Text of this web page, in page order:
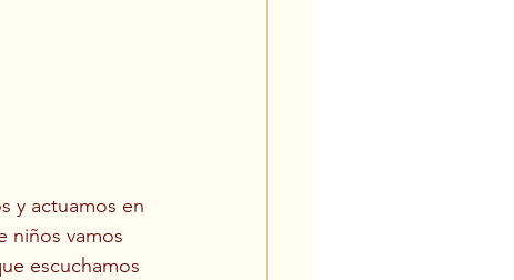
y actuamos en
niños vamos
escuchamos